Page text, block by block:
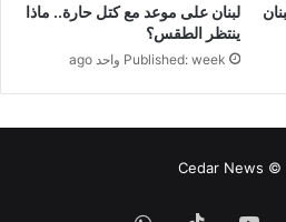
لبنان على موعد مع كتل حارة.. ماذا
ينتظر الطقس؟
Published: week واحد ago
Cedar News ©